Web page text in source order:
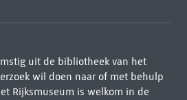
uit de bibliotheek van het
wil doen naar of met behulp
Rijksmuseum is welkom in de